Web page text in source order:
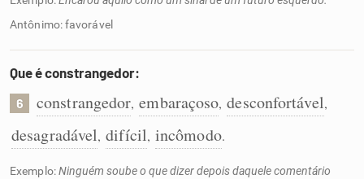
Antônimo: favorável
Que é constrangedor:
6 constrangedor, embaraçoso, desconfortável,
desagradável, difícil, incômodo.
Exemplo:Ninguém soube o que dizer depois daquele comentário